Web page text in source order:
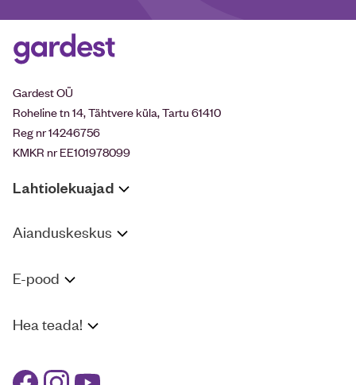
Gardest OÜ
Roheline tn 14, Tähtvere küla, Tartu 61410
Reg nr 14246756
KMKR nr EE101978099
Lahtiolekuajad
Aianduskeskus
E-pood
Hea teada!